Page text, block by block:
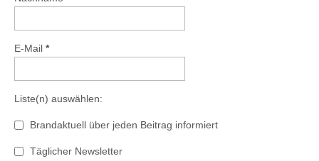
E-Mail *
Liste(n) auswählen:
Brandaktuell über jeden Beitrag informiert
Täglicher Newsletter